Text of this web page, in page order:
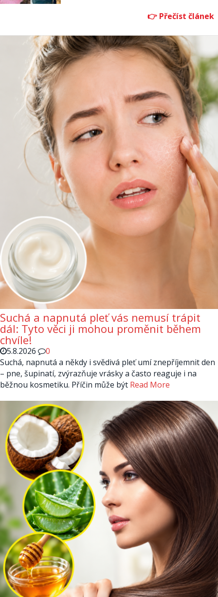
Suchá a napnutá pleť vás nemusí trápit
dál: Tyto věci ji mohou proměnit během
chvíle!
5.8.2026
0
Suchá, napnutá a někdy i svědivá pleť umí znepříjemnit den
– pne, šupinatí, zvýrazňuje vrásky a často reaguje i na
běžnou kosmetiku. Příčin může být Read More